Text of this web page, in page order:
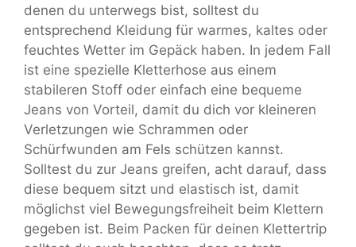
denen du unterwegs bist, solltest du
entsprechend Kleidung für warmes, kaltes oder
feuchtes Wetter im Gepäck haben. In jedem Fall
ist eine spezielle Kletterhose aus einem
stabileren Stoff oder einfach eine bequeme
Jeans von Vorteil, damit du dich vor kleineren
Verletzungen wie Schrammen oder
Schürfwunden am Fels schützen kannst.
Solltest du zur Jeans greifen, acht darauf, dass
diese bequem sitzt und elastisch ist, damit
möglichst viel Bewegungsfreiheit beim Klettern
gegeben ist. Beim Packen für deinen Klettertrip